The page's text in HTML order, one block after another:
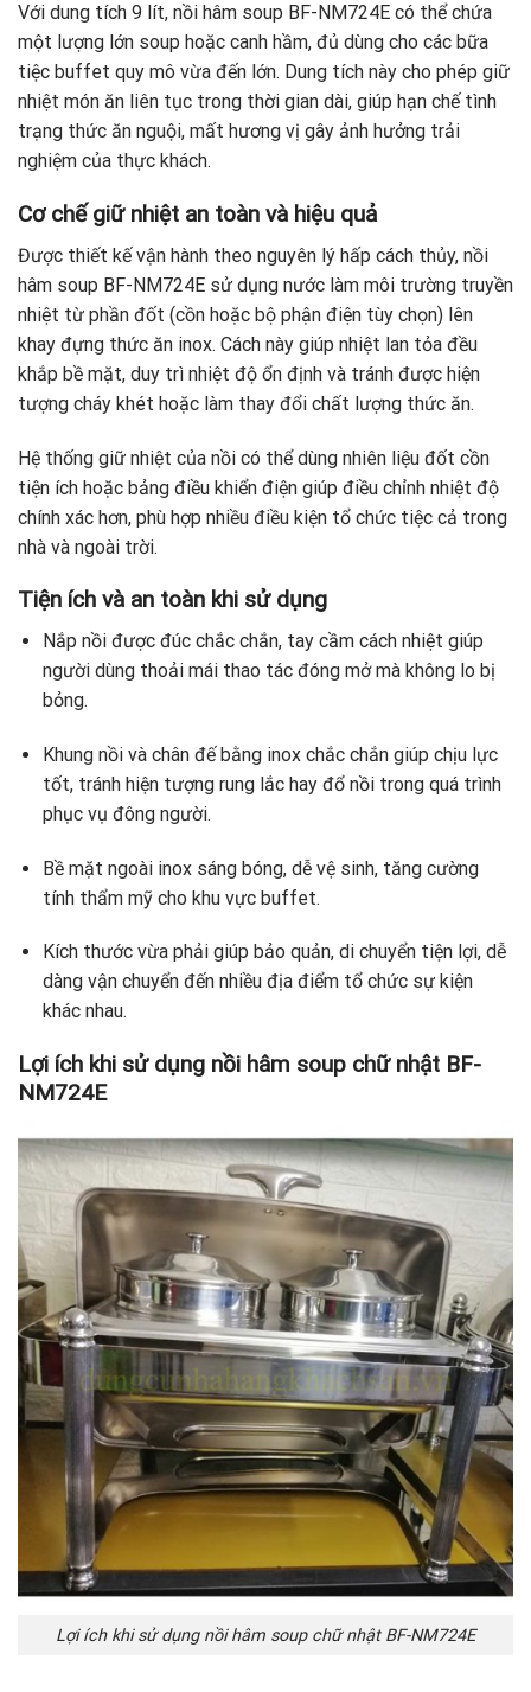
Với dung tích 9 lít, nồi hâm soup BF-NM724E có thể chứa
một lượng lớn soup hoặc canh hầm, đủ dùng cho các bữa
tiệc buffet quy mô vừa đến lớn. Dung tích này cho phép giữ
nhiệt món ăn liên tục trong thời gian dài, giúp hạn chế tình
trạng thức ăn nguội, mất hương vị gây ảnh hưởng trải
nghiệm của thực khách.
Cơ chế giữ nhiệt an toàn và hiệu quả
Được thiết kế vận hành theo nguyên lý hấp cách thủy, nồi
hâm soup BF-NM724E sử dụng nước làm môi trường truyền
nhiệt từ phần đốt (cồn hoặc bộ phận điện tùy chọn) lên
khay đựng thức ăn inox. Cách này giúp nhiệt lan tỏa đều
khắp bề mặt, duy trì nhiệt độ ổn định và tránh được hiện
tượng cháy khét hoặc làm thay đổi chất lượng thức ăn.
Hệ thống giữ nhiệt của nồi có thể dùng nhiên liệu đốt cồn
tiện ích hoặc bảng điều khiển điện giúp điều chỉnh nhiệt độ
chính xác hơn, phù hợp nhiều điều kiện tổ chức tiệc cả trong
nhà và ngoài trời.
Tiện ích và an toàn khi sử dụng
Nắp nồi được đúc chắc chắn, tay cầm cách nhiệt giúp
người dùng thoải mái thao tác đóng mở mà không lo bị
bỏng.
Khung nồi và chân đế bằng inox chắc chắn giúp chịu lực
tốt, tránh hiện tượng rung lắc hay đổ nồi trong quá trình
phục vụ đông người.
Bề mặt ngoài inox sáng bóng, dễ vệ sinh, tăng cường
tính thẩm mỹ cho khu vực buffet.
Kích thước vừa phải giúp bảo quản, di chuyển tiện lợi, dễ
dàng vận chuyển đến nhiều địa điểm tổ chức sự kiện
khác nhau.
Lợi ích khi sử dụng nồi hâm soup chữ nhật BF-
NM724E
Lợi ích khi sử dụng nồi hâm soup chữ nhật BF-NM724E